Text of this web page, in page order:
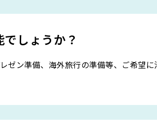
しょうか？
ゼン準備、海外旅行の準備等、ご希望